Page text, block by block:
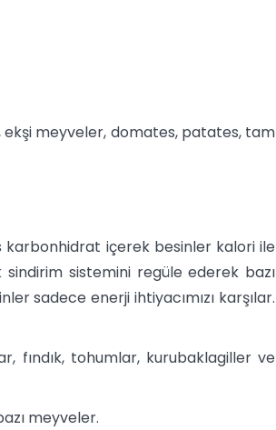
ekşi meyveler, domates, patates, tam
içerek besinler kalori ile
sistemini regüle ederek bazı
sadece enerji ihtiyacımızı karşılar.
fındık, tohumlar, kurubaklagiller ve
meyveler.